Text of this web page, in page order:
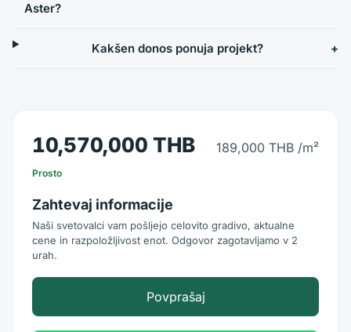
Aster?
Kakšen donos ponuja projekt?
10,570,000 THB 189,000 THB /m²
Prosto
Zahtevaj informacije
Naši svetovalci vam pošljejo celovito gradivo, aktualne
cene in razpoložljivost enot. Odgovor zagotavljamo v 2
urah.
Povprašaj